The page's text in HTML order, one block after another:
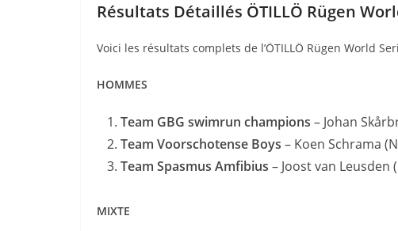
Résultats Détaillés ÖTILLÖ Rügen
Voici les résultats complets de l’ÖTILLÖ Rügen World
HOMMES
Team GBG swimrun champions – Johan
Team Voorschotense Boys – Koen Schrama
Team Spasmus Amfibius – Joost van Leusden
MIXTE